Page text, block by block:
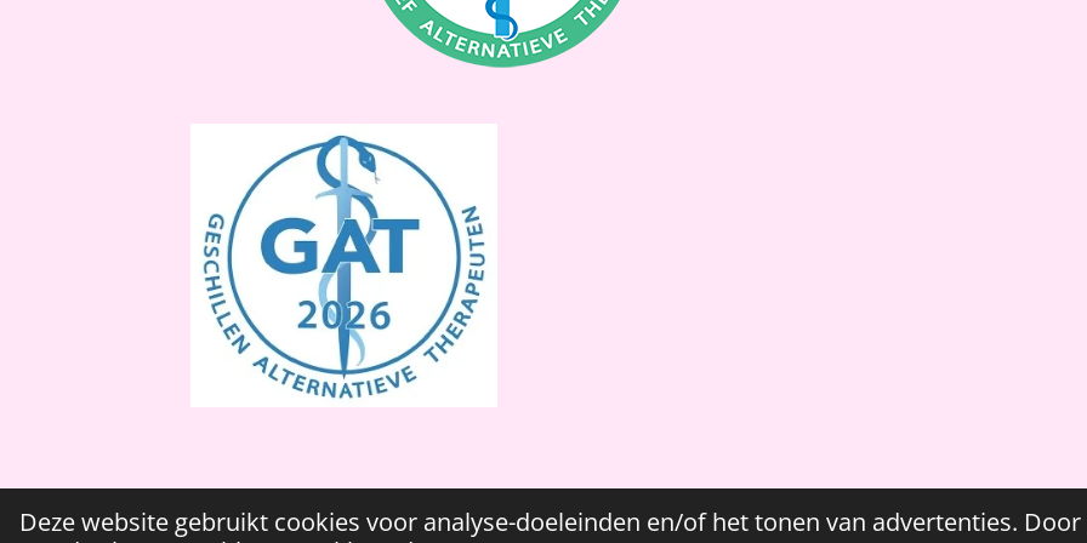
Deze website gebruikt cookies voor analyse-doeleinden en/of het tonen van advertenties.
Gemaakt door Esther van der Graaf (CreaSakura)